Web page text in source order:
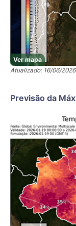
Ver mapa
Atualizado: 16/06/2026
Previsão da